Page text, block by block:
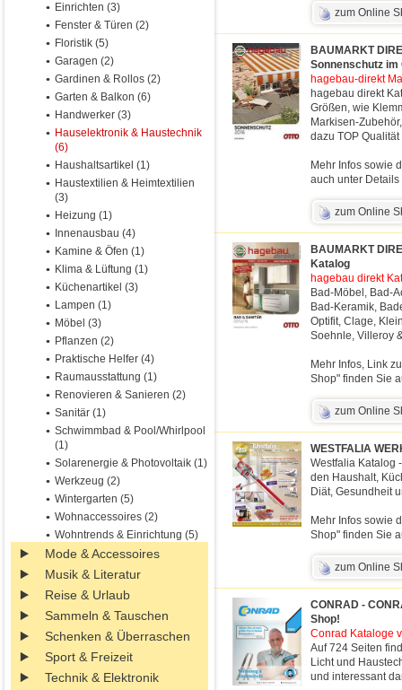
Einrichten (3)
Fenster & Türen (2)
Floristik (5)
Garagen (2)
Gardinen & Rollos (2)
Garten & Balkon (6)
Handwerker (3)
Hauselektronik & Haustechnik
(6)
Haushaltsartikel (1)
Haustextilien & Heimtextilien
(3)
Heizung (1)
Innenausbau (4)
Kamine & Öfen (1)
Klima & Lüftung (1)
Küchenartikel (3)
Lampen (1)
Möbel (3)
Pflanzen (2)
Praktische Helfer (4)
Raumausstattung (1)
Renovieren & Sanieren (2)
Sanitär (1)
Schwimmbad & Pool/Whirlpool
(1)
Solarenergie & Photovoltaik (1)
Werkzeug (2)
Wintergarten (5)
Wohnaccessoires (2)
Wohntrends & Einrichtung (5)
Mode & Accessoires
Musik & Literatur
Reise & Urlaub
Sammeln & Tauschen
Schenken & Überraschen
Sport & Freizeit
Technik & Elektronik
zum Online
BAUMARKT
Sonnenschutz im
hagebau-direkt
hagebau direkt
Größen, wie
Markisen-
dazu TOP
Mehr Infos sowie
auch unter
zum Online
BAUMARKT
Katalog
hagebau direkt
Bad-Möbel, Bad-
Bad-Keramik,
Optifit, Clage,
Soehnle, Villeroy
Mehr Infos, Link
Shop" finden Sie
zum Online
WESTFALIA
Westfalia Katalog
den Haushalt,
Diät, Gesundheit
Mehr Infos sowie
Shop" finden Sie
zum Online
CONRAD -
Shop!
Conrad Kataloge
Auf 724 Seiten
Licht und
und interessant